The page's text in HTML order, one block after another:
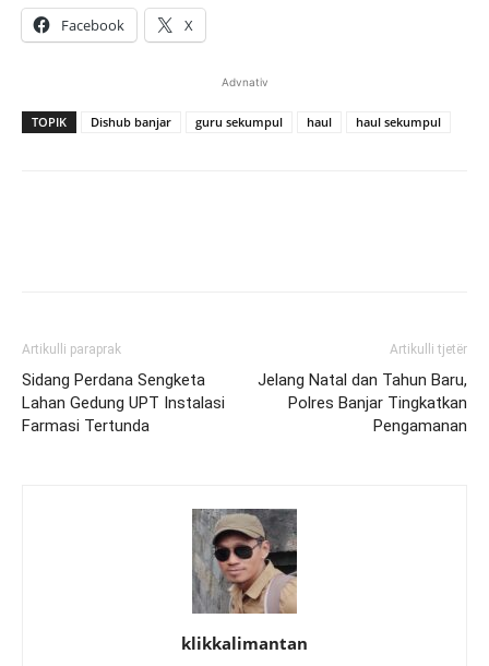
Facebook X
Advnativ
TOPIK Dishub banjar guru sekumpul haul haul sekumpul
Artikulli paraprak
Sidang Perdana Sengketa
Lahan Gedung UPT Instalasi
Farmasi Tertunda
Artikulli tjetër
Jelang Natal dan Tahun Baru,
Polres Banjar Tingkatkan
Pengamanan
klikkalimantan